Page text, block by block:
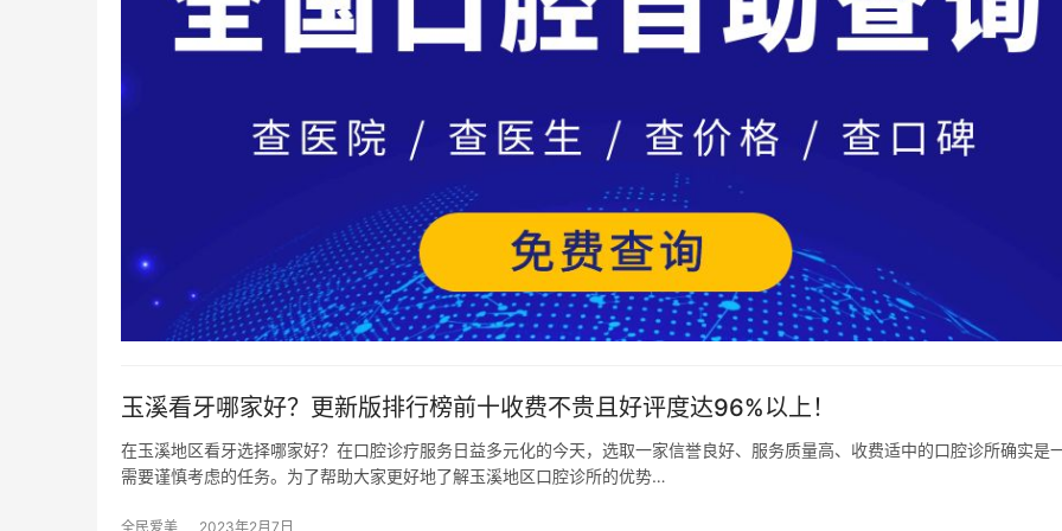
玉溪看牙哪家好？更新版排行榜前十收费不贵且好评度达96%以上！
在玉溪地区看牙选择哪家好？在口腔诊疗服务日益多元化的今天，选取一家信誉良好、服务质量高、收费适中的口腔诊所确实是
需要谨慎考虑的任务。为了帮助大家更好地了解玉溪地区口腔诊所的优势…
全民爱美 2023年2月7日